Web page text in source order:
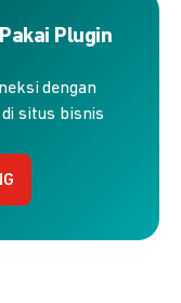
Plugin
dengan
situs bisnis